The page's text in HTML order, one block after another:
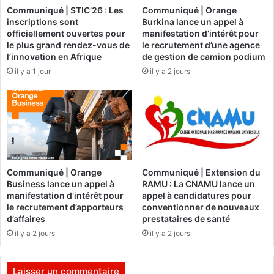
a
k
o
s
1
2
s
a
r
s
e
i
l
l
e
r
c
u
x
u
s
n
t
t
è
Communiqué | STIC’26 : Les
inscriptions sont
officiellement ouvertes pour
le plus grand rendez-vous de
l’innovation en Afrique
il y a 1 jour
Communiqué | Orange
Burkina lance un appel à
manifestation d’intérêt pour
le recrutement d’une agence
de gestion de camion podium
il y a 2 jours
Communiqué | Orange
Business lance un appel à
manifestation d’intérêt pour
le recrutement d’apporteurs
d’affaires
il y a 2 jours
Communiqué | Extension du
RAMU : La CNAMU lance un
appel à candidatures pour
conventionner de nouveaux
prestataires de santé
il y a 2 jours
Laisser un commentaire